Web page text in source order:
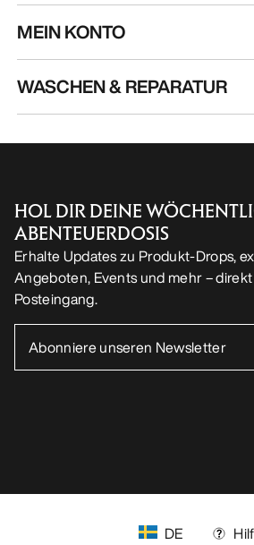
MEIN KONTO
WASCHEN & REPARATUR
HOL DIR DEINE
ABENTEUERDOSIS
Erhalte Updates zu Produkt-Drops,
Angeboten, Events und mehr –
Posteingang.
DE